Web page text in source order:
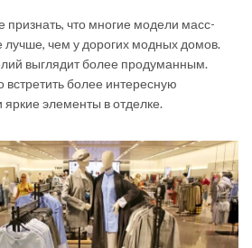
признать, что многие модели масс-
лучше, чем у дорогих модных домов.
выглядит более продуманным.
встретить более интересную
яркие элементы в отделке.